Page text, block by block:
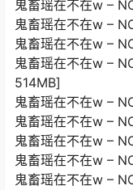
鬼畜瑶在不在w –
鬼畜瑶在不在w –
鬼畜瑶在不在w –
鬼畜瑶在不在w –
514MB]
鬼畜瑶在不在w –
鬼畜瑶在不在w –
鬼畜瑶在不在w –
鬼畜瑶在不在w –
鬼畜瑶在不在w –